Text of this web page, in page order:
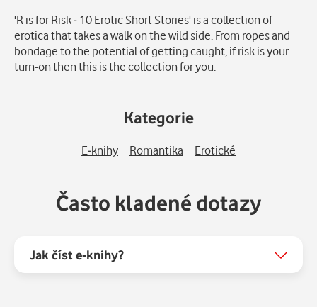
'R is for Risk - 10 Erotic Short Stories' is a collection of
erotica that takes a walk on the wild side. From ropes and
bondage to the potential of getting caught, if risk is your
turn-on then this is the collection for you.
Kategorie
E-knihy Romantika Erotické
Často kladené dotazy
Jak číst e-knihy?